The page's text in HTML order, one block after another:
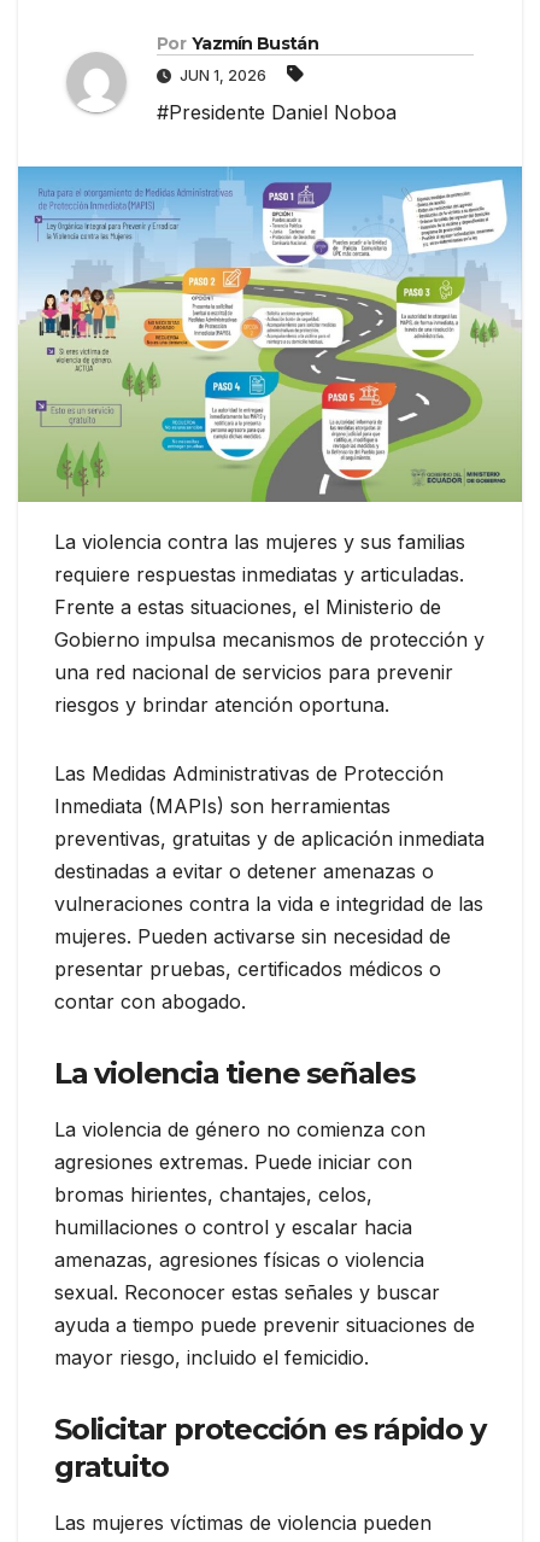
Por Yazmín Bustán
JUN 1, 2026
#Presidente Daniel Noboa
La violencia contra las mujeres y sus familias
requiere respuestas inmediatas y articuladas.
Frente a estas situaciones, el Ministerio de
Gobierno impulsa mecanismos de protección y
una red nacional de servicios para prevenir
riesgos y brindar atención oportuna.
Las Medidas Administrativas de Protección
Inmediata (MAPIs) son herramientas
preventivas, gratuitas y de aplicación inmediata
destinadas a evitar o detener amenazas o
vulneraciones contra la vida e integridad de las
mujeres. Pueden activarse sin necesidad de
presentar pruebas, certificados médicos o
contar con abogado.
La violencia tiene señales
La violencia de género no comienza con
agresiones extremas. Puede iniciar con
bromas hirientes, chantajes, celos,
humillaciones o control y escalar hacia
amenazas, agresiones físicas o violencia
sexual. Reconocer estas señales y buscar
ayuda a tiempo puede prevenir situaciones de
mayor riesgo, incluido el femicidio.
Solicitar protección es rápido y
gratuito
Las mujeres víctimas de violencia pueden